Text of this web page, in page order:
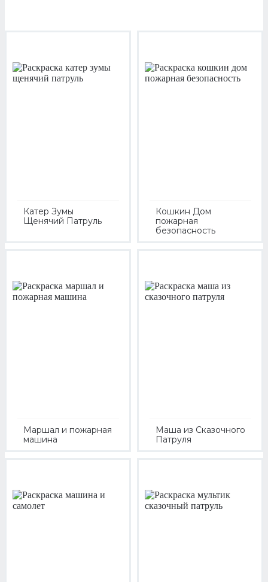
Катер Зумы
Щенячий Патруль
Кошкин Дом
пожарная
безопасность
Маршал и пожарная
машина
Маша из Сказочного
Патруля